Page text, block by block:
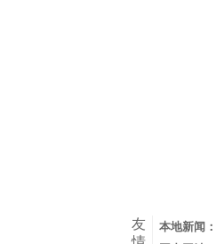
友
本地新闻：